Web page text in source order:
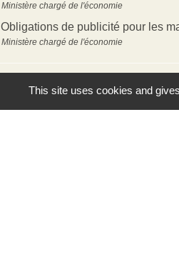
Ministère chargé de l'économie
Obligations de publicité pour les
Ministère chargé de l'économie
This site uses cookies and